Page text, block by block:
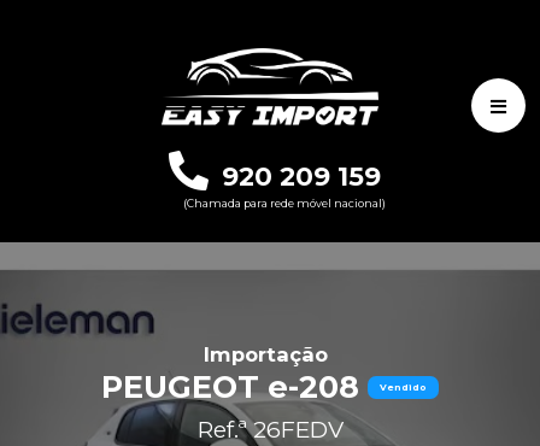
920 209 159
(Chamada para rede móvel nacional)
Importação
PEUGEOT e-208 Vendido
Ref.ª 26FEDV